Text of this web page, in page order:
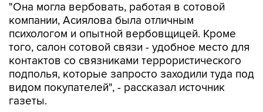
"Она могла вербовать, работая в сотовой
компании, Асиялова была отличным
психологом и опытной вербовщицей. Кроме
того, салон сотовой связи - удобное место для
контактов со связниками террористического
подполья, которые запросто заходили туда под
видом покупателей", - рассказал источник
газеты.